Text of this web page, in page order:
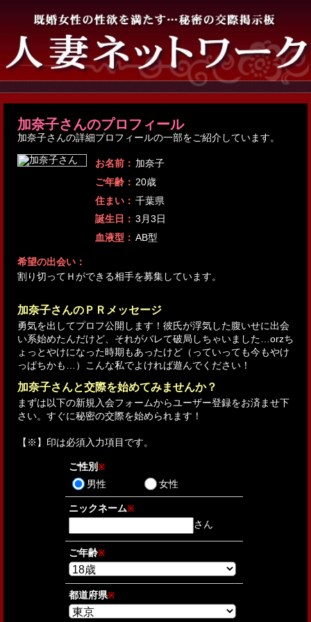
加奈子さんのプロフィール
加奈子さんの詳細プロフィールの一部をご紹介しています。
お名前： 加奈子
ご年齢： 20歳
住まい： 千葉県
誕生日： 3月3日
血液型： AB型
希望の出会い：
割り切ってＨができる相手を募集しています。
加奈子さんのＰＲメッセージ
勇気を出してプロフ公開します！彼氏が浮気した腹いせに出会
い系始めたんだけど、それがバレて破局しちゃいました…orzち
ょっとやけになった時期もあったけど（っていっても今もやけ
っぱちかも…）こんな私でよければ遊んでください！
加奈子さんと交際を始めてみませんか？
まずは以下の新規入会フォームからユーザー登録をお済ませ下
さい。すぐに秘密の交際を始められます！
【 ※ 】印は必須入力項目です。